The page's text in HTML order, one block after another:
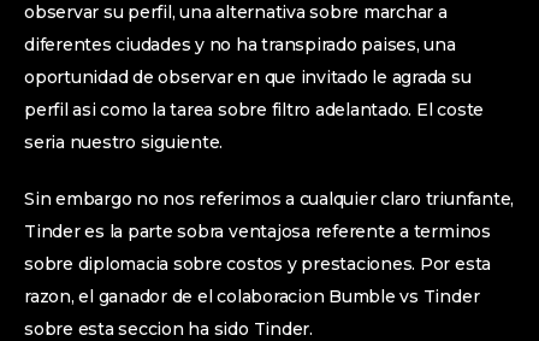
observar su perfil, una alternativa sobre marchar a
diferentes ciudades y no ha transpirado paises, una
oportunidad de observar en que invitado le agrada su
perfil asi­ como la tarea sobre filtro adelantado. El coste
seri­a nuestro siguiente.
Sin embargo no nos referimos a cualquier claro triunfante,
Tinder es la parte sobra ventajosa referente a terminos
sobre diplomacia sobre costos y prestaciones. Por esta
razon, el ganador de el colaboracion Bumble vs Tinder
sobre esta seccion ha sido Tinder.